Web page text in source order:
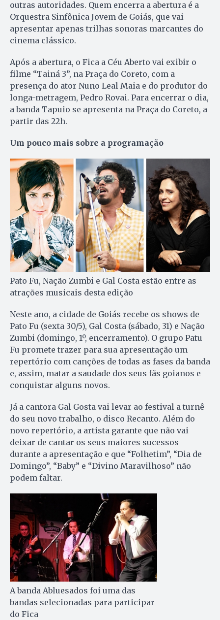
outras autoridades. Quem encerra a abertura é a
Orquestra Sinfônica Jovem de Goiás, que vai
apresentar apenas trilhas sonoras marcantes do
cinema clássico.
Após a abertura, o Fica a Céu Aberto vai exibir o
filme “Tainá 3”, na Praça do Coreto, com a
presença do ator Nuno Leal Maia e do produtor do
longa-metragem, Pedro Rovai. Para encerrar o dia,
a banda Tapuio se apresenta na Praça do Coreto, a
partir das 22h.
Um pouco mais sobre a programação
Pato Fu, Nação Zumbi e Gal Costa estão entre as
atrações musicais desta edição
Neste ano, a cidade de Goiás recebe os shows de
Pato Fu (sexta 30/5), Gal Costa (sábado, 31) e Nação
Zumbi (domingo, 1º, encerramento). O grupo Patu
Fu promete trazer para sua apresentação um
repertório com canções de todas as fases da banda
e, assim, matar a saudade dos seus fãs goianos e
conquistar alguns novos.
Já a cantora Gal Gosta vai levar ao festival a turnê
do seu novo trabalho, o disco Recanto. Além do
novo repertório, a artista garante que não vai
deixar de cantar os seus maiores sucessos
durante a apresentação e que “Folhetim”, “Dia de
Domingo”, “Baby” e “Divino Maravilhoso” não
podem faltar.
A banda Abluesados foi uma das
bandas selecionadas para participar
do Fica